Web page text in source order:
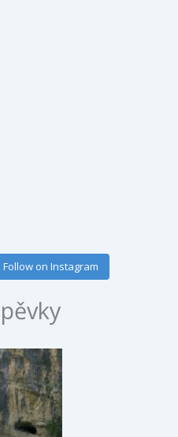
Follow on Instagram